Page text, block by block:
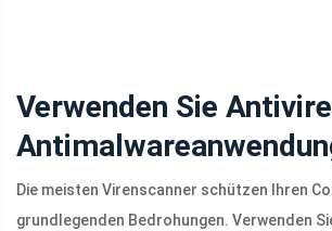
Verwenden Sie
Die meisten Virenscanner schützen Ihren
grundlegenden Bedrohungen. Verwenden